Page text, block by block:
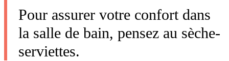
Pour assurer votre confort dans
la salle de bain, pensez au sèche-
serviettes.